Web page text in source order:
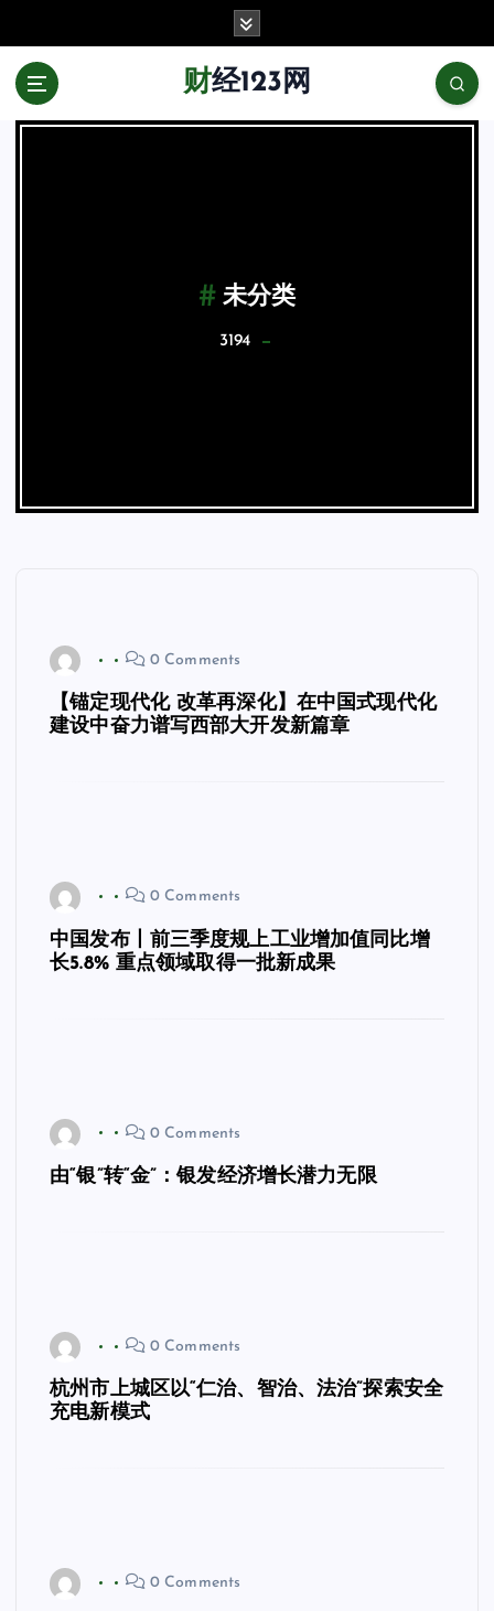
财经123网
未分类
3194
0 Comments
【锚定现代化 改革再深化】在中国式现代化
建设中奋力谱写西部大开发新篇章
0 Comments
中国发布丨前三季度规上工业增加值同比增
长5.8% 重点领域取得一批新成果
0 Comments
由“银”转“金”：银发经济增长潜力无限
0 Comments
杭州市上城区以“仁治、智治、法治”探索安全
充电新模式
0 Comments